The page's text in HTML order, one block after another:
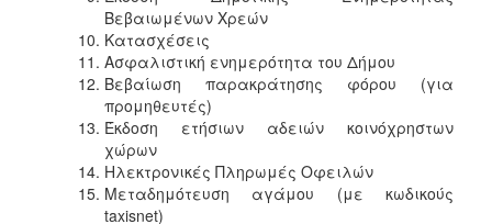
Βεβαιωμένων Χρεών
Κατασχέσεις
Ασφαλιστική ενημερότητα του Δήμου
Βεβαίωση παρακράτησης φόρου (για
προμηθευτές)
Έκδοση ετήσιων αδειών κοινόχρηστων
χώρων
Ηλεκτρονικές Πληρωμές Οφειλών
Μεταδημότευση αγάμου (με κωδικούς
taxisnet)